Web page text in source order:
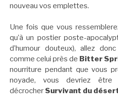
nouveau vos emplettes.
Une fois que vous
qu’à un postier poste-
d’humour douteux), allez
comme celui près de Bitter
nourriture pendant que vous
noyade, vous devriez être
décrocher Survivant du